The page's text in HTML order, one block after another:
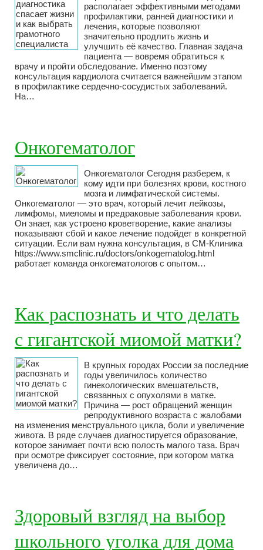
располагает эффективными методами
профилактики, ранней диагностики и
лечения, которые позволяют
значительно продлить жизнь и
улучшить её качество. Главная задача
пациента — вовремя обратиться к
врачу и пройти обследование. Именно поэтому
консультация кардиолога считается важнейшим этапом
в профилактике сердечно-сосудистых заболеваний.
На…
Онкогематолог
Онкогематолог Сегодня разберем, к
кому идти при болезнях крови, костного
мозга и лимфатической системы.
Онкогематолог — это врач, который лечит лейкозы,
лимфомы, миеломы и предраковые заболевания крови.
Он знает, как устроено кроветворение, какие анализы
показывают сбой и какое лечение подойдет в конкретной
ситуации. Если вам нужна консультация, в СМ-Клиника
https://www.smclinic.ru/doctors/onkogematolog.html
работает команда онкогематологов с опытом…
Как распознать и что делать
с гигантской миомой матки?
В крупных городах России за последние
годы увеличилось количество
гинекологических вмешательств,
связанных с опухолями в матке.
Причина — рост обращений женщин
репродуктивного возраста с жалобами
на изменения менструального цикла, боли и увеличение
живота. В ряде случаев диагностируется образование,
которое занимает почти всю полость малого таза. Врач
при осмотре фиксирует состояние, при котором матка
увеличена до…
Здоровый взгляд на выбор
школьного уголка для дома